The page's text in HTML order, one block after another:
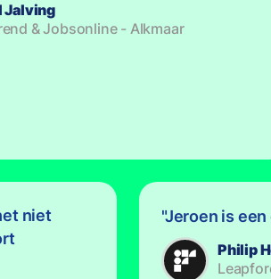
Jalving
& Jobsonline - Alkmaar
niet
Jeroen is
Philip